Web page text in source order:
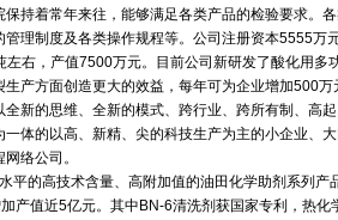
持着常年来往，能够满足各类产品的检验要求。
理制度及各类操作规程等。公司注册资本5555万
右，产值7500万元。目前公司新研发了酸化用多
产方面创造更大的效益，每年可为企业增加500万
新的思维、全新的模式、跨行业、跨所有制、高
体的以高、新精、尖的科技生产为主的小企业、
络公司。
的高技术含量、高附加值的油田化学助剂系列产
产值近5亿元。其中BN-6清洗剂获国家专利，热化